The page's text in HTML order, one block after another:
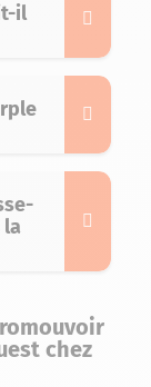
il
chez